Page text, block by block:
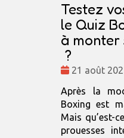
Testez
le Quiz
à monter
?
Date
21 août
Après la
Boxing est
Mais qu’est-
prouesses